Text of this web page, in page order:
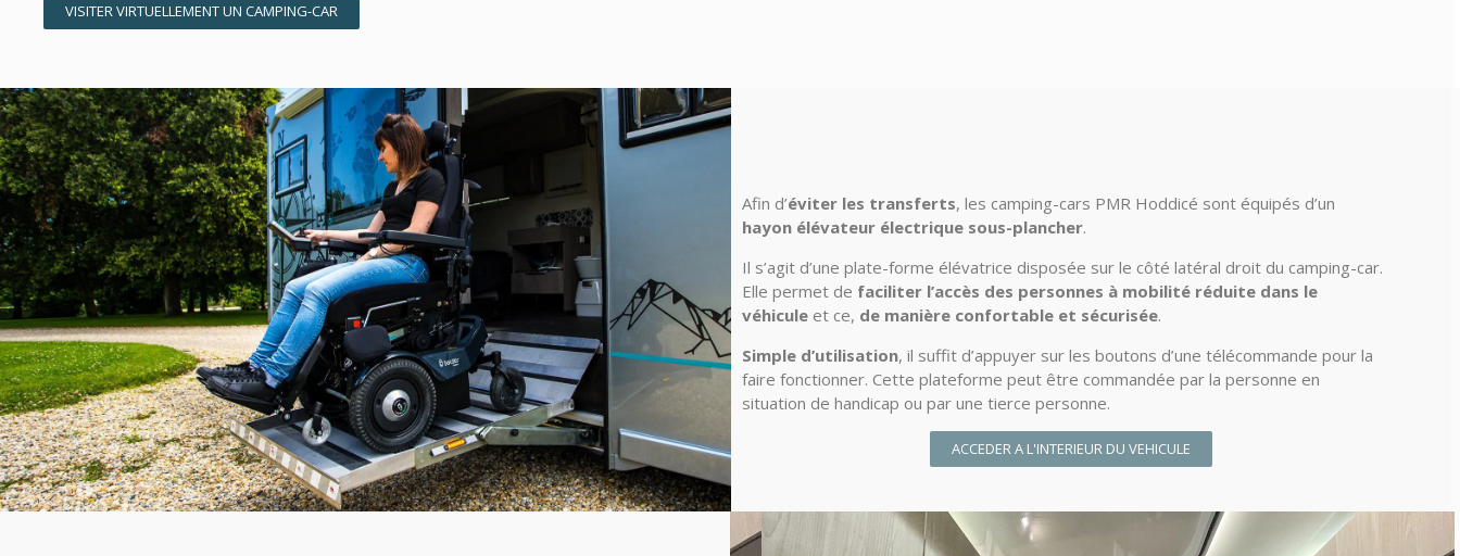
VISITER VIRTUELLEMENT UN CAMPING-CAR
Afin d’éviter les transferts, les camping-cars PMR Hoddicé sont équipés d’un
hayon élévateur électrique sous-plancher.
Il s’agit d’une plate-forme élévatrice disposée sur le côté latéral droit du camping-car.
Elle permet de faciliter l’accès des personnes à mobilité réduite dans le
véhiculeet ce, de manière confortable et sécurisée.
Simple d’utilisation, il suffit d’appuyer sur les boutons d’une télécommande pour la
faire fonctionner. Cette plateforme peut être commandée par la personne en
situation de handicap ou par une tierce personne.
ACCEDER A L'INTERIEUR DU VEHICULE